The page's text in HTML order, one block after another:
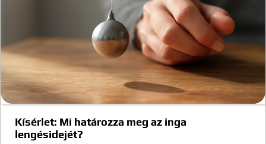
Kísérlet: Mi határozza meg az inga
lengésidejét?